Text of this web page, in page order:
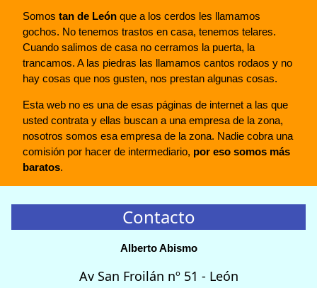
Somos tan de León que a los cerdos les llamamos
gochos. No tenemos trastos en casa, tenemos telares.
Cuando salimos de casa no cerramos la puerta, la
trancamos. A las piedras las llamamos cantos rodaos y no
hay cosas que nos gusten, nos prestan algunas cosas.
Esta web no es una de esas páginas de internet a las que
usted contrata y ellas buscan a una empresa de la zona,
nosotros somos esa empresa de la zona. Nadie cobra una
comisión por hacer de intermediario, por eso somos más
baratos.
Contacto
Alberto Abismo
Av San Froilán nº 51 - León